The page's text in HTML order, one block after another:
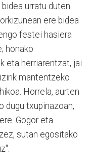
urratu duten
ere bidea
festei hasiera
honako
eta herriarentzat, jai
mantentzeko
Horrela, aurten
dugu txupinazoan,
Gogor eta
sutan egositako